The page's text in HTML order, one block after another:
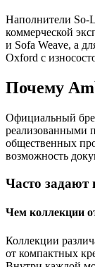
Наполнители So-
коммерческой
и Sofa Weave, а
Oxford с
Почему
Официальный
реализованными
общественных
возможность
Часто задают
Чем коллекции
Коллекции
от компактных